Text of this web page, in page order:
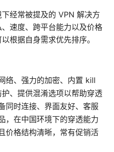
经常被提及的 VPN 解决方
速度、跨平台能力以及价格
根据自身需求优先排序。
络、强力的加密、内置 kill
、提供混淆选项以帮助穿透
同时连接、界面友好、客服
，在中国环境下的穿透能力
价格结构清晰，常有促销活